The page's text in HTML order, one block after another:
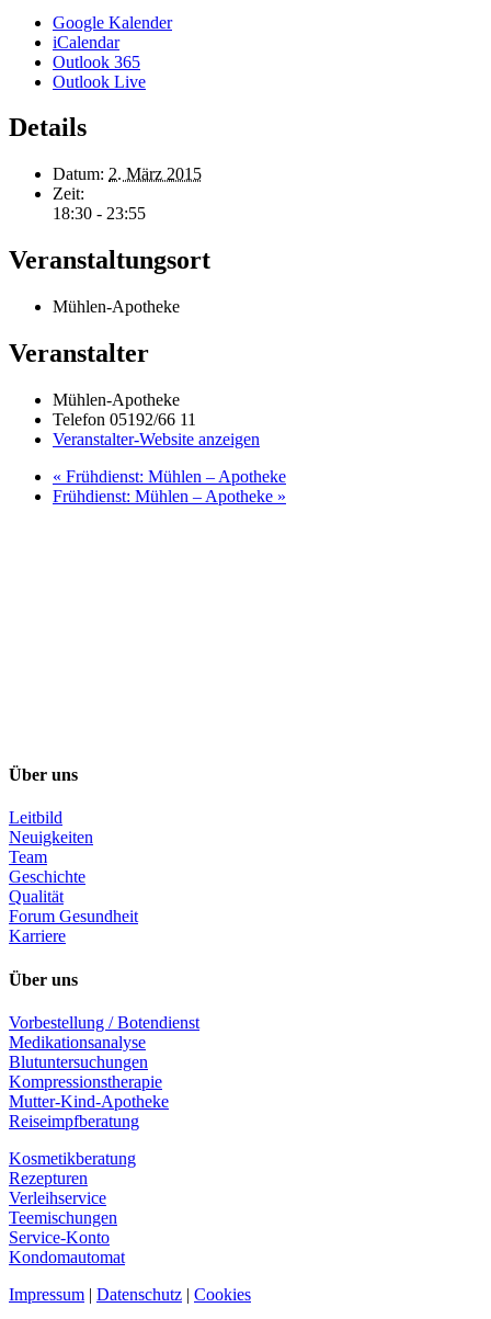
Google Kalender
iCalendar
Outlook 365
Outlook Live
Details
Datum: 2. März 2015
Zeit:
18:30 - 23:55
Veranstaltungsort
Mühlen-Apotheke
Veranstalter
Mühlen-Apotheke
Telefon 05192/66 11
Veranstalter-Website anzeigen
« Frühdienst: Mühlen – Apotheke
Frühdienst: Mühlen – Apotheke »
Über uns
Leitbild
Neuigkeiten
Team
Geschichte
Qualität
Forum Gesundheit
Karriere
Über uns
Vorbestellung / Botendienst
Medikationsanalyse
Blutuntersuchungen
Kompressionstherapie
Mutter-Kind-Apotheke
Reiseimpfberatung
Kosmetikberatung
Rezepturen
Verleihservice
Teemischungen
Service-Konto
Kondomautomat
Impressum | Datenschutz | Cookies